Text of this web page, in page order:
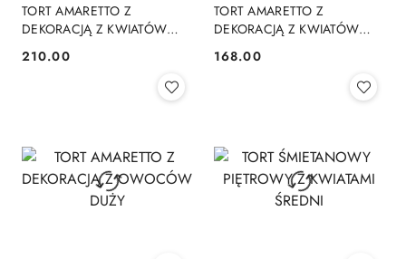
TORT AMARETTO Z
DEKORACJĄ Z KWIATÓW
Cena:
210.00
TORT AMARETTO Z
DEKORACJĄ Z KWIATÓW
Cena:
168.00